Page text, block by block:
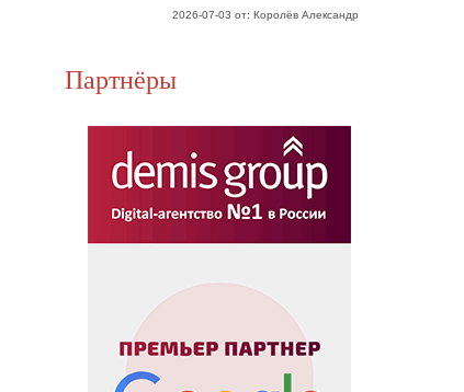
2026-07-03 от: Королёв Александр
Партнёры